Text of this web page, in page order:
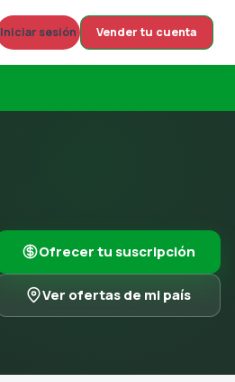
Iniciar sesión Vender tu cuenta
Ofrecer tu suscripción
Ver ofertas de mi país